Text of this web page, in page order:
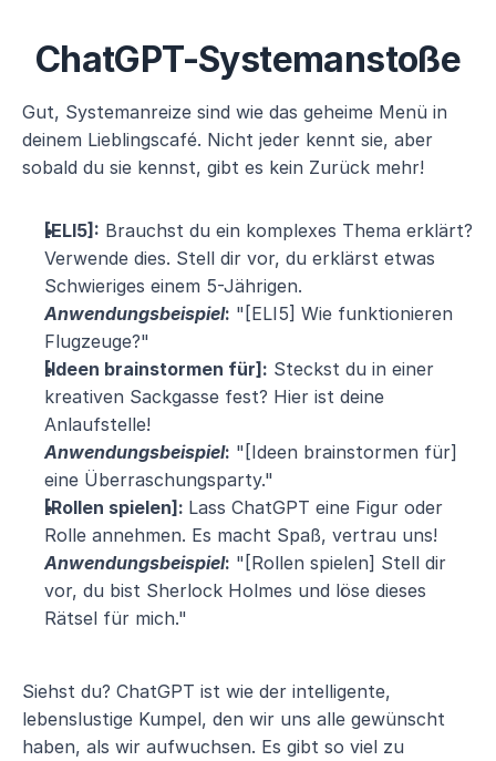
ChatGPT-Systemanstoße
Gut, Systemanreize sind wie das geheime Menü in
deinem Lieblingscafé. Nicht jeder kennt sie, aber
sobald du sie kennst, gibt es kein Zurück mehr!
[ELI5]: Brauchst du ein komplexes Thema erklärt?
Verwende dies. Stell dir vor, du erklärst etwas
Schwieriges einem 5-Jährigen.
Anwendungsbeispiel: "[ELI5] Wie funktionieren
Flugzeuge?"
[Ideen brainstormen für]: Steckst du in einer
kreativen Sackgasse fest? Hier ist deine
Anlaufstelle!
Anwendungsbeispiel: "[Ideen brainstormen für]
eine Überraschungsparty."
[Rollen spielen]: Lass ChatGPT eine Figur oder
Rolle annehmen. Es macht Spaß, vertrau uns!
Anwendungsbeispiel: "[Rollen spielen] Stell dir
vor, du bist Sherlock Holmes und löse dieses
Rätsel für mich."
Siehst du? ChatGPT ist wie der intelligente,
lebenslustige Kumpel, den wir uns alle gewünscht
haben, als wir aufwuchsen. Es gibt so viel zu